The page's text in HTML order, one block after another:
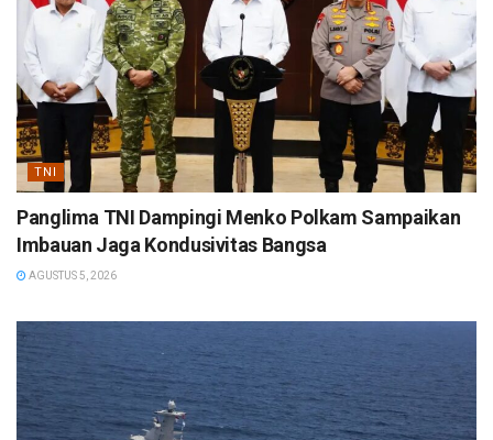
TNI
Panglima TNI Dampingi Menko Polkam Sampaikan
Imbauan Jaga Kondusivitas Bangsa
AGUSTUS 5, 2026